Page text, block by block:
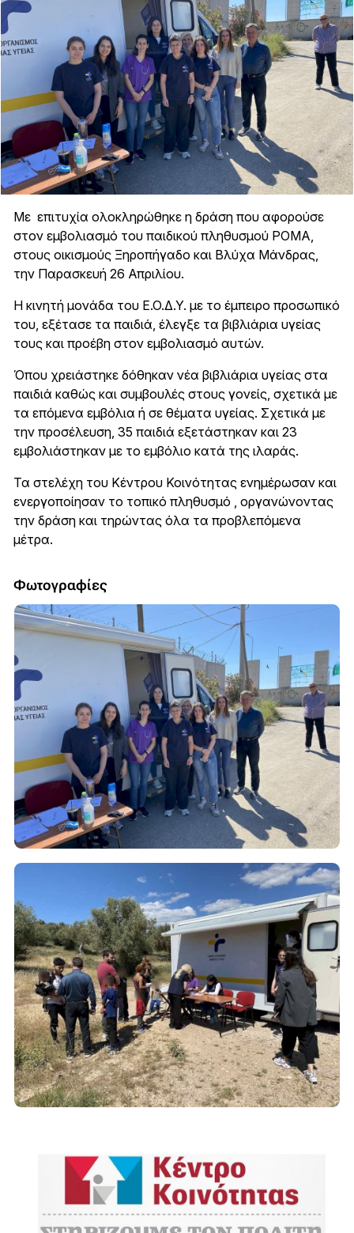
Με επιτυχία ολοκληρώθηκε η δράση που αφορούσε
στον εμβολιασμό του παιδικού πληθυσμού ΡΟΜΑ,
στους οικισμούς Ξηροπήγαδο και Βλύχα Μάνδρας,
την Παρασκευή 26 Απριλίου.
Η κινητή μονάδα του Ε.Ο.Δ.Υ. με το έμπειρο προσωπικό
του, εξέτασε τα παιδιά, έλεγξε τα βιβλιάρια υγείας
τους και προέβη στον εμβολιασμό αυτών.
Όπου χρειάστηκε δόθηκαν νέα βιβλιάρια υγείας στα
παιδιά καθώς και συμβουλές στους γονείς, σχετικά με
τα επόμενα εμβόλια ή σε θέματα υγείας. Σχετικά με
την προσέλευση, 35 παιδιά εξετάστηκαν και 23
εμβολιάστηκαν με το εμβόλιο κατά της ιλαράς.
Τα στελέχη του Κέντρου Κοινότητας ενημέρωσαν και
ενεργοποίησαν το τοπικό πληθυσμό , οργανώνοντας
την δράση και τηρώντας όλα τα προβλεπόμενα
μέτρα.
Φωτογραφίες